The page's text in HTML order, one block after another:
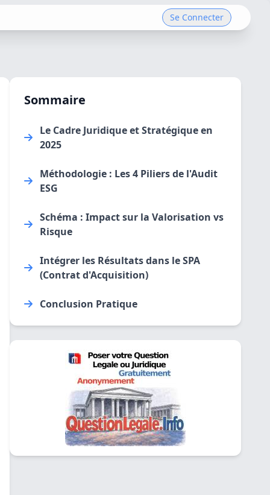
Se Connecter
Sommaire
Le Cadre Juridique et Stratégique en
2025
Méthodologie : Les 4 Piliers de l'Audit
ESG
Schéma : Impact sur la Valorisation vs
Risque
Intégrer les Résultats dans le SPA
(Contrat d'Acquisition)
Conclusion Pratique